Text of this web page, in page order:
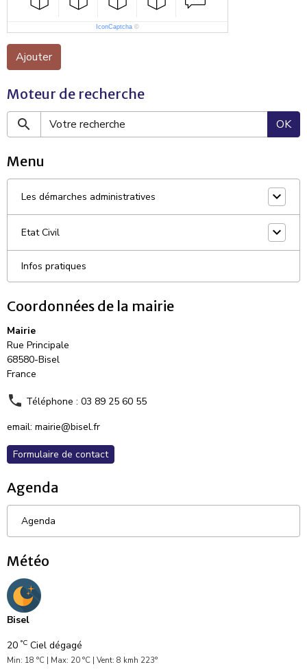
IconCaptcha ©
Ajouter
Moteur de recherche
OK
Menu
Les démarches administratives
Etat Civil
Infos pratiques
Coordonnées de la mairie
Mairie
Rue Principale
68580-Bisel
France
Téléphone : 03 89 25 60 55
email: mairie@bisel.fr
Formulaire de contact
Agenda
Agenda
Météo
Bisel
20 °C Ciel dégagé
Min: 18 °C | Max: 20 °C | Vent: 8 kmh 223°